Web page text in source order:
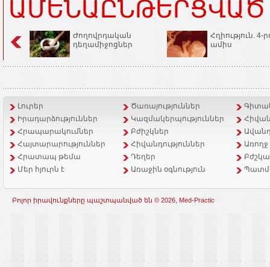
Ժողովրդական
դեղամիջոցներ
Հղիություն. 4-
ամիս
Լուրեր Ծառայություններ
Իրադարձություններ
Կազմակերպություններ
Հրապարակումներ
Բժիշկներ
Հայտարարություններ
Հիվանդություններ
Հրատապ թեմա
Դեղեր
Մեր հյուրն է
Առաջին օգնություն
Բոլոր իրավունքները պաշտպանված են © 2026, Med-Practic